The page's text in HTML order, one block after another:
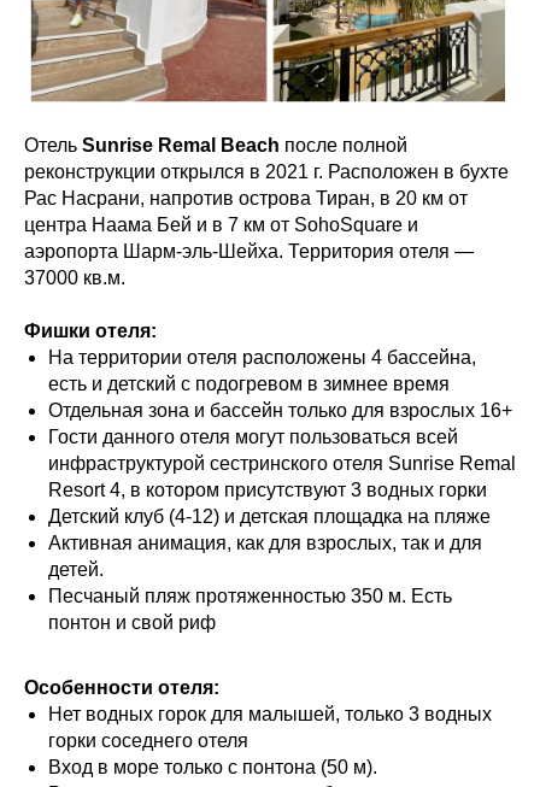
Отель Sunrise Remal Beach после полной
реконструкции открылся в 2021 г. Расположен в бухте
Рас Насрани, напротив острова Тиран, в 20 км от
центра Наама Бей и в 7 км от SohoSquare и
аэропорта Шарм-эль-Шейха. Территория отеля —
37000 кв.м.
Фишки отеля:
На территории отеля расположены 4 бассейна,
есть и детский с подогревом в зимнее время
Отдельная зона и бассейн только для взрослых 16+
Гости данного отеля могут пользоваться всей
инфраструктурой сестринского отеля Sunrise Remal
Resort 4, в котором присутствуют 3 водных горки
Детский клуб (4-12) и детская площадка на пляже
Активная анимация, как для взрослых, так и для
детей.
Песчаный пляж протяженностью 350 м. Есть
понтон и свой риф
Особенности отеля:
Нет водных горок для малышей, только 3 водных
горки соседнего отеля
Вход в море только с понтона (50 м).